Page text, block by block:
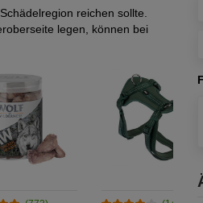
reichen sollte.
legen, können bei